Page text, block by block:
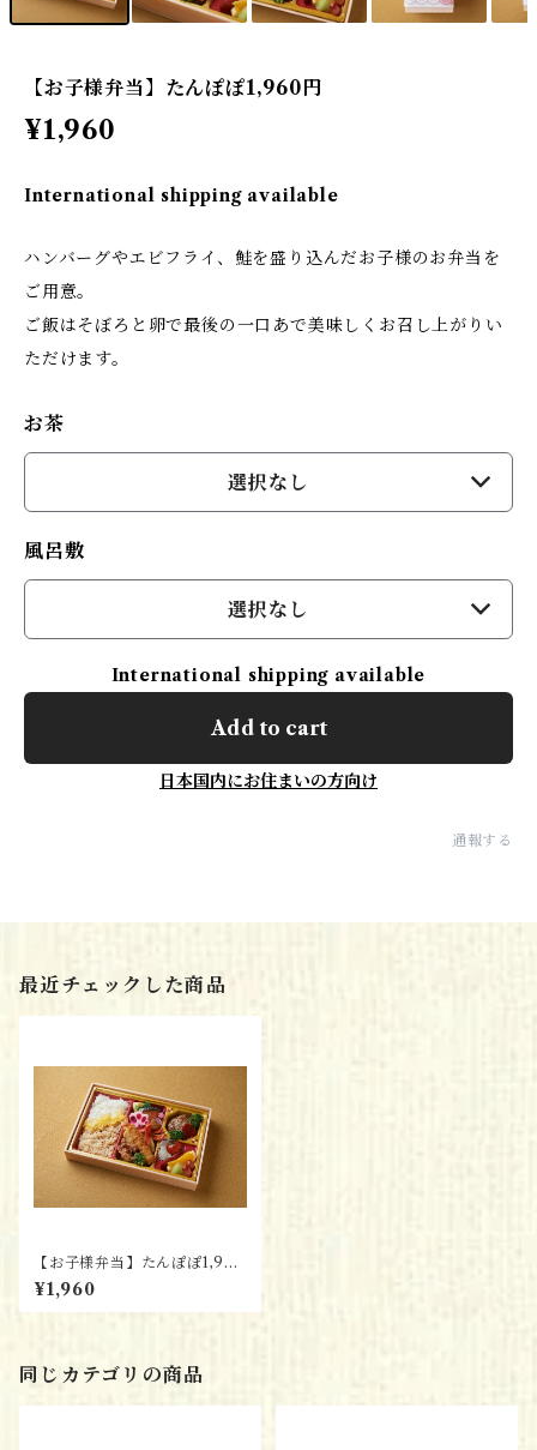
【お子様弁当】たんぽぽ1,960円
¥1,960
International shipping available
ハンバーグやエビフライ、鮭を盛り込んだお子様のお弁当を
ご用意。
ご飯はそぼろと卵で最後の一口あで美味しくお召し上がりい
ただけます。
お茶
選択なし
風呂敷
選択なし
International shipping available
Add to cart
日本国内にお住まいの方向け
通報する
最近チェックした商品
【お子様弁当】たんぽぽ1,960
円
¥1,960
同じカテゴリの商品